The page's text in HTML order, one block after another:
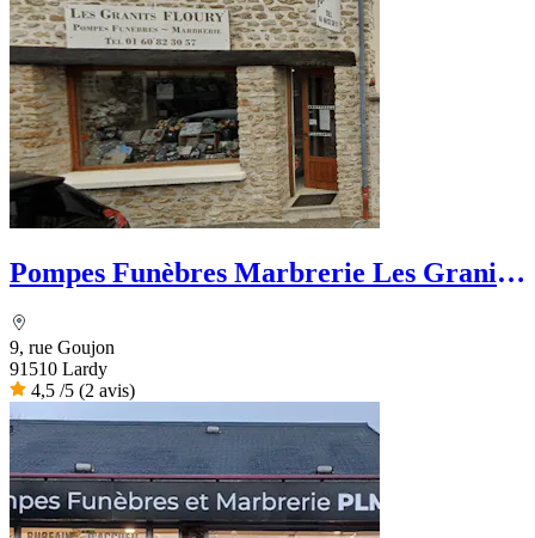
Pompes Funèbres Marbrerie Les Granits
9, rue Goujon
91510 Lardy
4,5 /5 (2 avis)